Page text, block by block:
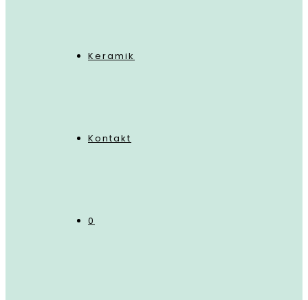
Keramik
Kontakt
0